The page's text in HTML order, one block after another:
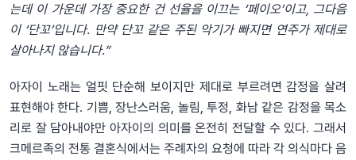
는데 이 가운데 가장 중요한 건 선율을 이끄는 ‘페이오’이고, 그다음
이 ‘단꼬’입니다. 만약 단꼬 같은 주된 악기가 빠지면 연주가 제대로
살아나지 않습니다.”
아자이 노래는 얼핏 단순해 보이지만 제대로 부르려면 감정을 살려
표현해야 한다. 기쁨, 장난스러움, 놀림, 투정, 화남 같은 감정을 목소
리로 잘 담아내야만 아자이의 의미를 온전히 전달할 수 있다. 그래서
크메르족의 전통 결혼식에서는 주례자의 요청에 따라 각 의식마다 음